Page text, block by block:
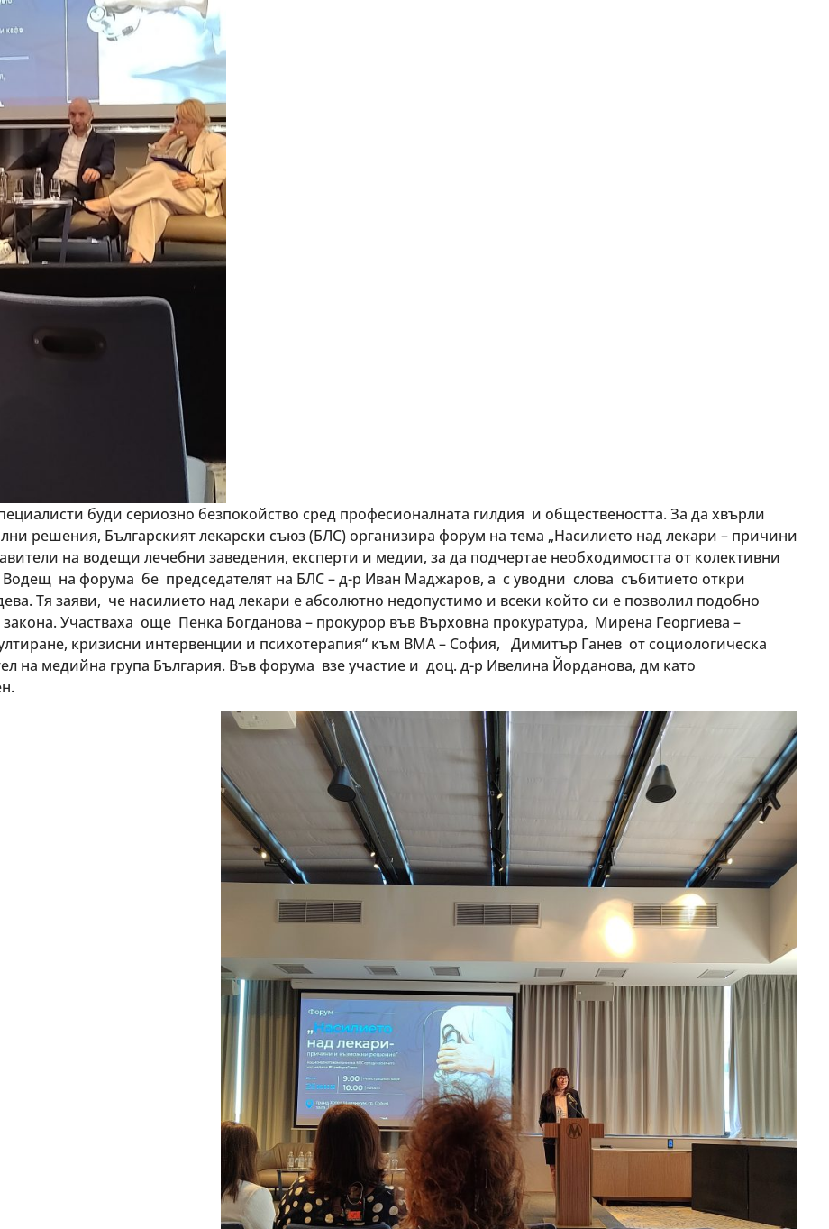
буди сериозно безпокойство сред професионалната гилдия и обществеността. За да хвърли
решения, Българският лекарски съюз (БЛС) организира форум на тема „Насилието над лекари – причини
на водещи лечебни заведения, експерти и медии, за да подчертае необходимостта от колективни
Водещ на форума бе председателят на БЛС – д-р Иван Маджаров, а с уводни слова събитието откри
Тя заяви, че насилието над лекари е абсолютно недопустимо и всеки който си е позволил подобно
Участваха още Пенка Богданова – прокурор във Върховна прокуратура, Мирена Георгиева –
кризисни интервенции и психотерапия“ към ВМА – София, Димитър Ганев от социологическа
на медийна група България. Във форума взе участие и доц. д-р Ивелина Йорданова, дм като